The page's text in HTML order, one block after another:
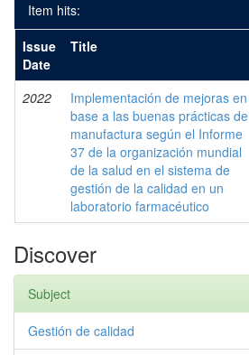
Item hits:
Issue
Date
Title
2022
Implementación de mejoras en
base a las buenas prácticas de
manufactura según el Informe
37 de la organización mundial
de la salud en el sistema de
gestión de la calidad en un
laboratorio farmacéutico
Discover
Subject
Gestión de calidad